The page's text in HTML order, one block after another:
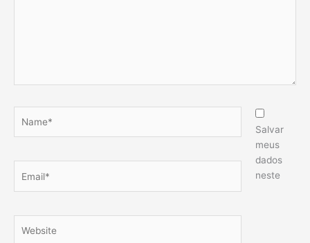
Salvar
meus
dados
neste